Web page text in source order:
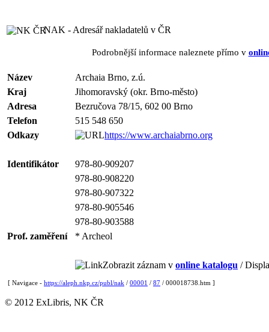
NAK - Adresář nakladatelů v ČR
Podrobnější informace naleznete přímo v
Název
Archaia Brno, z.ú.
Kraj
Jihomoravský (okr. Brno-město)
Adresa
Bezručova 78/15, 602 00 Brno
Telefon
515 548 650
Odkazy
https://www.archaiabrno.org
Identifikátor
978-80-909207
978-80-908220
978-80-907322
978-80-905546
978-80-903588
Prof. zaměření
* Archeol
Zobrazit záznam v online katalogu /
[ Navigace - https://aleph.nkp.cz/publ/nak / 00001 / 87 / 000018738.htm ]
© 2012 ExLibris, NK ČR